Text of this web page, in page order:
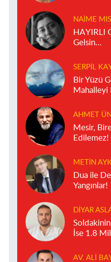
NAIME
HAYIRLI
Gelsin…
SERPIL
Bir Yüzü
Mahalleyi
AHMET
Mesir,
Edilemez!
METIN
Dua ile
Yangınlar!
DIYAR
İse 1.8
AV. ALI